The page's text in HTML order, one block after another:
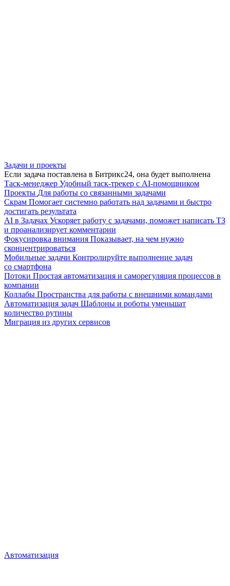
Задачи и проекты
Если задача поставлена в Битрикс24, она будет выполнена
Таск-менеджер Удобный таск-трекер с AI-помощником
Проекты Для работы со связанными задачами
Скрам Помогает системно работать над задачами и быстро
достигать результата
AI в Задачах Ускоряет работу с задачами, поможет написать ТЗ
и проанализирует комментарии
Фокусировка внимания Показывает, на чем нужно
сконцентрироваться
Мобильные задачи Контролируйте выполнение задач
со смартфона
Потоки Простая автоматизация и саморегуляция процессов в
компании
Коллабы Пространства для работы с внешними командами
Автоматизация задач Шаблоны и роботы уменьшат
количество рутины
Миграция из других сервисов
Автоматизация